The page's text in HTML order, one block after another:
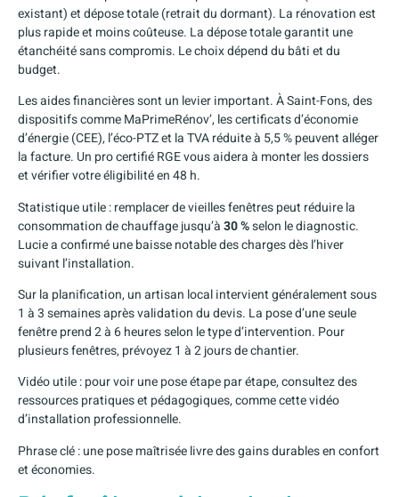
existant) et dépose totale (retrait du dormant). La rénovation est
plus rapide et moins coûteuse. La dépose totale garantit une
étanchéité sans compromis. Le choix dépend du bâti et du
budget.
Les aides financières sont un levier important. À Saint-Fons, des
dispositifs comme MaPrimeRénov’, les certificats d’économie
d’énergie (CEE), l’éco-PTZ et la TVA réduite à 5,5 % peuvent alléger
la facture. Un pro certifié RGE vous aidera à monter les dossiers
et vérifier votre éligibilité en 48 h.
Statistique utile : remplacer de vieilles fenêtres peut réduire la
consommation de chauffage jusqu’à30 %selon le diagnostic.
Lucie a confirmé une baisse notable des charges dès l’hiver
suivant l’installation.
Sur la planification, un artisan local intervient généralement sous
1 à 3 semaines après validation du devis. La pose d’une seule
fenêtre prend 2 à 6 heures selon le type d’intervention. Pour
plusieurs fenêtres, prévoyez 1 à 2 jours de chantier.
Vidéo utile : pour voir une pose étape par étape, consultez des
ressources pratiques et pédagogiques, comme cette vidéo
d’installation professionnelle.
Phrase clé : une pose maîtrisée livre des gains durables en confort
et économies.